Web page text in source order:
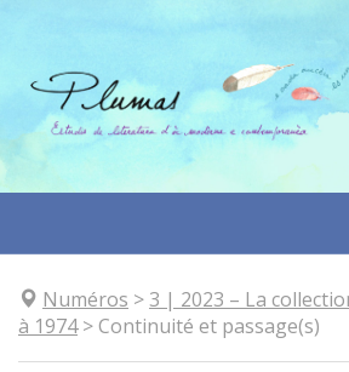
contenu
Numéros >3 | 2023 – La
à 1974>Continuité et passage(s)